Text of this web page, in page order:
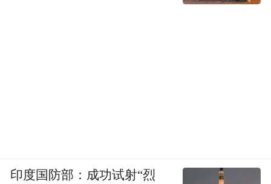
印度国防部：成功试射“烈